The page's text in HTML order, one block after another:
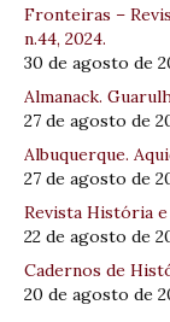
Fronteiras –
n.44, 2024.
30 de agosto de
Almanack.
27 de agosto de
Albuquerque.
27 de agosto de
Revista História e
22 de agosto de
Cadernos de
20 de agosto de